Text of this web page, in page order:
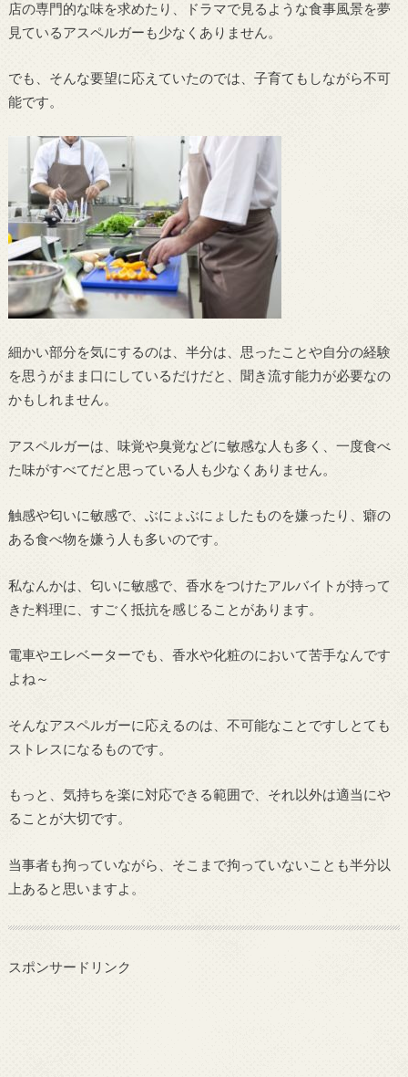
店の専門的な味を求めたり、ドラマで見るような食事風景を夢
見ているアスペルガーも少なくありません。
でも、そんな要望に応えていたのでは、子育てもしながら不可
能です。
細かい部分を気にするのは、半分は、思ったことや自分の経験
を思うがまま口にしているだけだと、聞き流す能力が必要なの
かもしれません。
アスペルガーは、味覚や臭覚などに敏感な人も多く、一度食べ
た味がすべてだと思っている人も少なくありません。
触感や匂いに敏感で、ぶにょぶにょしたものを嫌ったり、癖の
ある食べ物を嫌う人も多いのです。
私なんかは、匂いに敏感で、香水をつけたアルバイトが持って
きた料理に、すごく抵抗を感じることがあります。
電車やエレベーターでも、香水や化粧のにおいて苦手なんです
よね～
そんなアスペルガーに応えるのは、不可能なことですしとても
ストレスになるものです。
もっと、気持ちを楽に対応できる範囲で、それ以外は適当にや
ることが大切です。
当事者も拘っていながら、そこまで拘っていないことも半分以
上あると思いますよ。
スポンサードリンク